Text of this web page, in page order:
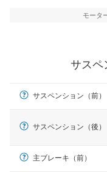
モータ
サスペ
サスペンション（前）
サスペンション（後）
主ブレーキ（前）